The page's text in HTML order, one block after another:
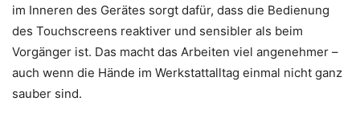
im Inneren des Gerätes sorgt dafür, dass die Bedienung
des Touchscreens reaktiver und sensibler als beim
Vorgänger ist. Das macht das Arbeiten viel angenehmer –
auch wenn die Hände im Werkstattalltag einmal nicht ganz
sauber sind.